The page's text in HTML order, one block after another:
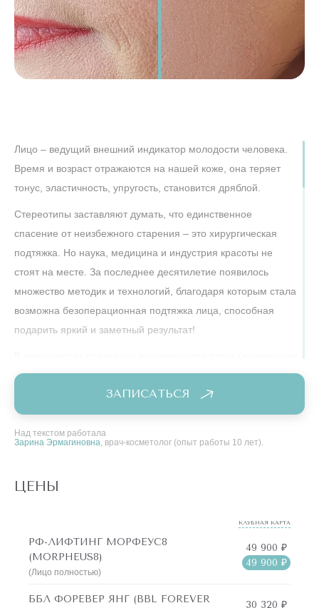
Лицо – ведущий внешний индикатор молодости человека.
Время и возраст отражаются на нашей коже, она теряет
тонус, эластичность, упругость, становится дряблой.
Стереотипы заставляют думать, что единственное
спасение от неизбежного старения – это хирургическая
подтяжка. Но наука, медицина и индустрия красоты не
стоят на месте. За последнее десятилетие появилось
множество методик и технологий, благодаря которым стала
возможна безоперационная подтяжка лица, способная
подарить яркий и заметный результат!
тканей), косметология может предложить несколько
вариантов омоложения:
работа с натяжением тканей
.
на расправление кожи, восполнение утраченных
Такие методы будут эффективны на ранних стадиях
потери упругости, а также могут использоваться в
качестве дополнительных процедур к другим методам
более возрастной кожей.
ЗАПИСАТЬСЯ
Над текстом работала
Зарина Эрмагиновна, врач-косметолог (опыт работы 10 лет).
ЦЕНЫ
КЛУБНАЯ КАРТА
РФ-ЛИФТИНГ МОРФЕУС8
(MORPHEUS8)
(Лицо полностью)
49 900 ₽
49 900 ₽
ББЛ ФОРЕВЕР ЯНГ (BBL FOREVER
30 320 ₽